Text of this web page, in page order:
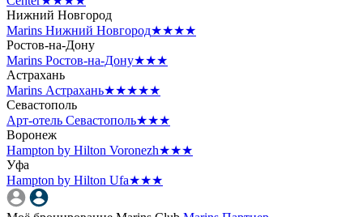
Нижний Новгород
Marins Нижний Новгород★★★★
Ростов-на-Дону
Marins Ростов-на-Дону★★★
Астрахань
Marins Астрахань★★★★★
Севастополь
Арт-отель Севастополь★★★
Воронеж
Hampton by Hilton Voronezh★★★
Уфа
Hampton by Hilton Ufa★★★